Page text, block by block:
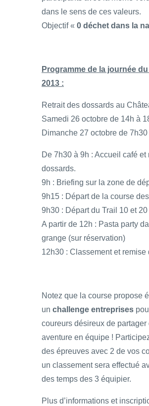
dans le sens de ces valeurs.
Objectif « 0 déchet dans la
Programme de la journée
2013 :
Retrait des dossards au
Samedi 26 octobre de 14h à
Dimanche 27 octobre de 7h30
De 7h30 à 9h : Accueil café et
dossards.
9h : Briefing sur la zone de
9h15 : Départ de la course
9h30 : Départ du Trail 10 et 20
A partir de 12h : Pasta party
grange (sur réservation)
12h30 : Classement et remise
Notez que la course propose
un challenge entreprises
coureurs désireux de partager
aventure en équipe !
des épreuves avec 2 de vos
un classement sera effectué
des temps des 3 équipier.
Plus d’informations et